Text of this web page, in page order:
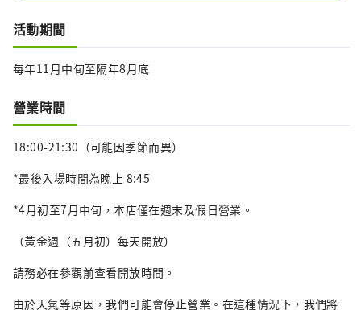
活動期間
每年11月中旬至隔年8月底
營業時間
18:00-21:30（可能因季節而異）
*最後入場時間為晚上 8:45
*4月初至7月中旬，本店僅在週末及假日營業。
（黃金週（五月初）每天開放）
請務必在參觀前查看開放時間。
由於天氣等原因，我們可能會停止營業。在這種情況下，我們將